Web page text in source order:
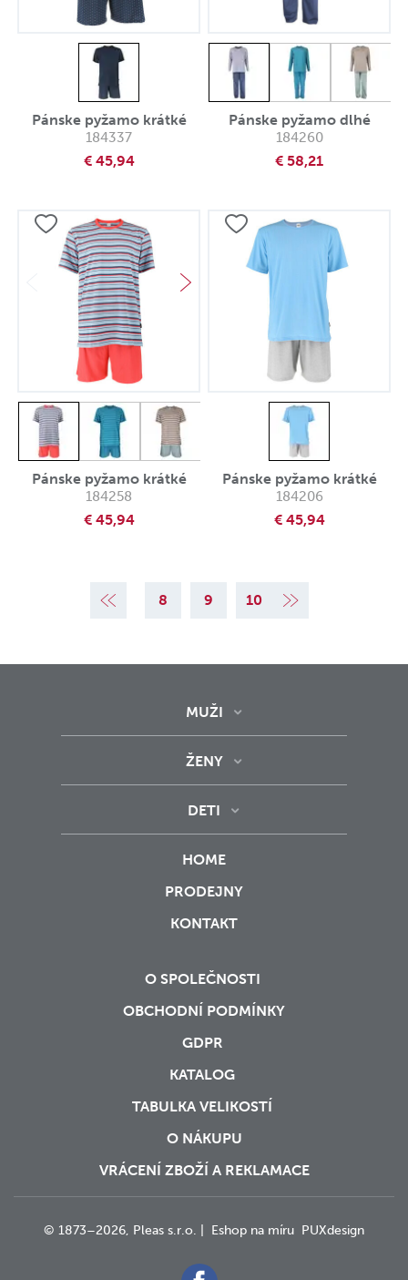
Pánske pyžamo krátké
184337
€ 45,94
Pánske pyžamo dlhé
184260
€ 58,21
Pánske pyžamo krátké
184258
€ 45,94
Pánske pyžamo krátké
184206
€ 45,94
7 8 9 10
MUŽI
ŽENY
DETI
HOME
PRODEJNY
KONTAKT
O SPOLEČNOSTI
OBCHODNÍ PODMÍNKY
GDPR
KATALOG
TABULKA VELIKOSTÍ
O NÁKUPU
VRÁCENÍ ZBOŽÍ A REKLAMACE
© 1873–2026, Pleas s.r.o. | Eshop na míru PUXdesign